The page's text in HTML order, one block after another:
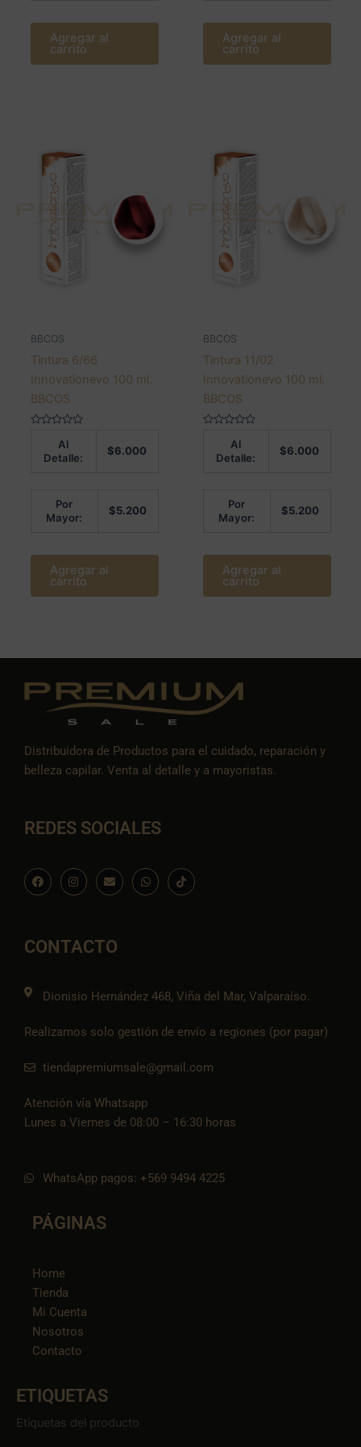
Agregar al
carrito
Agregar al
carrito
BBCOS
Tintura 6/66
Innovationevo 100 ml.
BBCOS
Al
Detalle:
$6.000
Por
Mayor:
$5.200
Agregar al
carrito
BBCOS
Tintura 11/02
Innovationevo 100 ml.
BBCOS
Al
Detalle:
$6.000
Por
Mayor:
$5.200
Agregar al
carrito
Distribuidora de Productos para el cuidado, reparación y
belleza capilar. Venta al detalle y a mayoristas.
REDES SOCIALES
F
a
c
o
k
I
n
s
r
a
E
n
v
p
e
W
h
a
I
c
o
CONTACTO
Dionisio Hernández 468, Viña del Mar, Valparaíso.
Realizamos solo gestión de envío a regiones (por pagar)
tiendapremiumsale@gmail.com
Atención vía Whatsapp
Lunes a Viernes de 08:00 – 16:30 horas
WhatsApp pagos: +569 9494 4225
PÁGINAS
Home
Tienda
Mi Cuenta
Nosotros
Contacto
ETIQUETAS
Etiquetas del producto